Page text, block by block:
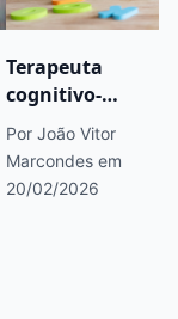
Terapeuta
cognitivo-
comportamental:
atuação,
formação e
perspectivas de
Por João Vitor
Marcondes em
20/02/2026